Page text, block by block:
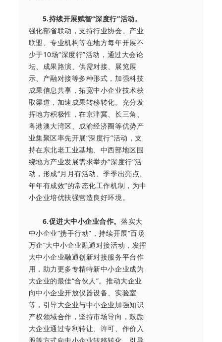
5.持续开展赋智“深度行”活动。
强化部省联动，支持行业协会、产业
联盟、专业机构等在地方每年开展不
少于10场“深度行”活动，通过大会论
坛、成果路演、供需对接、展览展
示、产融对接等多种形式，加强科技
成果信息共享，拓宽中小企业技术获
取渠道，加速成果转移转化。充分发
挥地方积极性，在京津冀、长三角、
粤港澳大湾区、成渝经济圈等优势产
业集聚区率先开展“深度行”活动，支
持在东北老工业基地、中西部地区围
绕地方产业发展需求举办“深度行”活
动，形成“月月有活动、季季出亮点、
年年有成效”的常态化工作机制，为中
小企业培优扶强营造良好环境。
6.促进大中小企业合作。落实大
中小企业“携手行动”，持续开展“百场
万企”大中小企业融通对接活动，发挥
大中小企业融通创新对接服务平台作
用，助力更多专精特新中小企业成为
大企业的最佳“合伙人”。推动大企业
向中小企业开放仪器设备、实验室
等，引导大企业与中小企业加强知识
产权领域合作，坚持市场导向，鼓励
大企业通过专利转让、许可、作价入